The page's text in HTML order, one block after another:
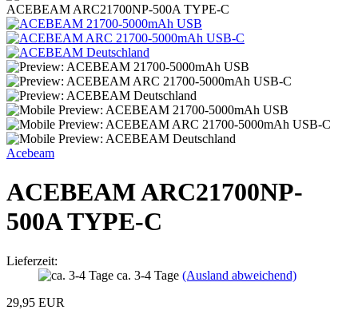
ACEBEAM ARC21700NP-500A TYPE-C
Acebeam
ACEBEAM ARC21700NP-
500A TYPE-C
Lieferzeit:
ca. 3-4 Tage (Ausland abweichend)
29,95 EUR